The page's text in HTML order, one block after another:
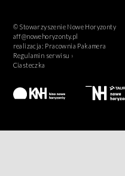
© Stowarzyszenie Nowe Horyzonty
aff@nowehoryzonty.pl
realizacja: Pracownia Pakamera
Regulamin serwisu ›
Ciasteczka